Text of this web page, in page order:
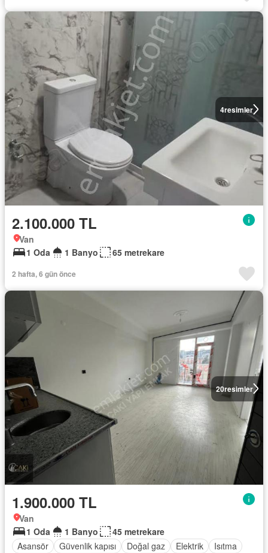
4resimler
2.100.000 TL
Van
1 Oda
1 Banyo 65 metrekare
2 hafta, 6 gün önce
20resimler
1.900.000 TL
Van
1 Oda
1 Banyo
45 metrekare
Asansör
Güvenlik kapısı Doğal gaz Elektrik
Isıtma